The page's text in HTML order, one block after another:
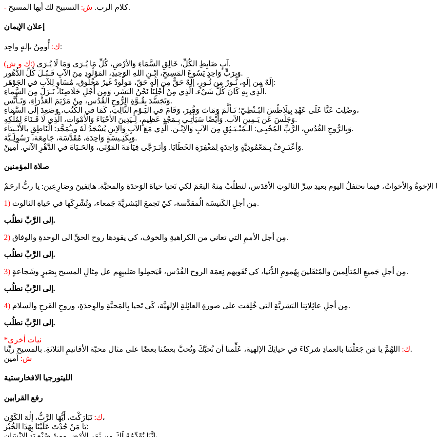
- كلام الرب. ش: التسبيح لك أيها المسيح.
إعلان الإيمان
ك:أُومِنُ بإلهٍ واحِد:
(ك و ش:)
آبٍ ضَابِطِ الكُلِّ، خَالِقِ السَّمَاءِ وَالأرْضِ، كُلِّ مَا يُـرَى وَمَا لَا يُـرَى.
وَبِرَبٍّ وَاحِدٍ يَسُوعَ المَسِيحِ، ابْـنِ اللهِ الوَحِيدِ، المَوْلُودِ مِنَ الآبِ قَـبْـلَ كُلِّ الدُّهُور.
إلَهٌ مِن إلَهٍ، نُـورٌ مِن نُـورٍ، إلَهٌ حَقٌّ مِن إلَهٍ حَقّ، مَولُودٌ غَيرُ مَخْلُوق، مُسَاوٍ لِلآبِ في الجَوْهَر:
الَّذِي بِهِ كَانَ كُلُّ شَيْء. الَّذِي مِنْ أَجْلِنَا نَحْنُ البَشَر، وَمِن أَجْلِ خَلَاصِنَا، نَـزَلَ مِنَ السَّماءِ.
وَتَجَسَّدَ بِقُـوَّةِ الرُّوحِ القُدُس، مِنْ مَرْيَمَ العَذْرَاءِ، وَتَـأَنَّس.
وصُلِبَ عَنَّا عَلَى عَهْدِ بِيلَاطُسَ البُـنْطِيّ؛ تَـألَّمَ وَمَاتَ وَقُبِرَ، وَقَامَ في اليَـوْمِ الثَّالِثِ، كَمَا في الكُتُب، وَصَعِدَ إلَى السَّمَاءِ،
وَجَلَسَ عَن يَـمِينِ الآب. وَأَيْضًا سَيَأْتِـي بِـمَجْدٍ عَظِيمٍ، لِـيَدِينَ الأحْيَاءَ وَالأمْوَات، الَّذِي لَا فَـنَاءَ لِمُلْكِهِ.
وَبِالرُّوحِ القُدُسِ، الرَّبِّ المُحْيِـي: الـمُنْـبَـثِقِ مِنَ الآبِ وَالاِبْـن. الَّذِي مَعَ الآبِ وَالاِبنِ يُسْجَدُ لَهُ ويـُمَجَّد: الَنَاطِقِ بالأَنْـبِيَاء.
وَبِكَنِـيسَةٍ وَاحِدَة، مُقَدَّسَة، جَامِعَة، رَسُولِـيَّة.
وَأعْتَـرِفُ بِـمَعْمُودِيَّةٍ وَاحِدَةٍ لِمَغْفِرَةِ الخَطَايَا. وَأتَـرَجَّى قِيَامَةَ المَوْتَى، وَالحَـيَاةَ في الدَّهْرِ الآتي. آمِينْ.
صلاة المؤمنين
1) مِن أجلِ الكَنيسَة الُمقدَّسة، كيْ تَجمعَ البَشريَّةَ جَمعاء، وتُشْرِكَها في حَياةِ الثالوث.
إلى الرَّبِّ نطلُب.
2) مِن أجل الأممِ التي تعاني من الكراهيةِ والخوف، كي يقودها روح الحقِّ الى الوحدةِ والوفاق.
إلى الرَّبِّ نطلُب.
3) مِن أجلِ جَميعِ المُتألِمينَ والمُثقَلينَ بِهُمومِ الدُّنيا، كي تُقَويهم نِعمَة الروح القُدُس، فَيَحمِلوا صَليبِهِم عل مِثالِ المسيح بِصَبرٍ وشَجاعةٍ.
إلى الرَّبِّ نطلُب.
4) مِن أجلِ عائِلاتِنا البَشريَّةِ التي خُلِقت على صورةِ العائِلةِ الإلهيَّة، كَي تَحيا بِالمَحبَّةِ والوِحدَةِ، وروحِ الفَرحِ والسلام.
إلى الرَّبِّ نطلُب.
*نيات أخرى
ك:اللهُمَّ يا مَن جَعَلْتَنا بالعمادِ شركاءَ في حياتِكَ الإلهية، عَلِّمنا أن نُحبَّكَ ونُحبَّ بعضُنا بعضًا على مثال محبّة الأقانيمِ الثلاثةِ. بالمسيح ربِّنا.
ش: آمين
رفع القرابين
ك:تَبَارَكْتَ، أَيُّهَا الرَّبُّ، إلٰهَ الكَوْن،
يَا مَنْ جُدْتَ عَلَيْنَا بِهَذَا الخُبْز: